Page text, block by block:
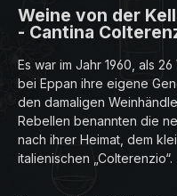
Weine von der
- Cantina
Es war im Jahr 1960, als
bei Eppan ihre eigene
den damaligen
Rebellen benannten die
nach ihrer Heimat, dem
italienischen „Colterenzio“.